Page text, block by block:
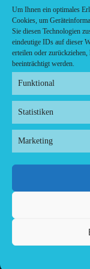
Um Ihnen ein optimales
Cookies, um
Sie diesen Technologien
eindeutige IDs auf dieser
erteilen oder
beeinträchtigt werden.
Funktional
Statistiken
Marketing
Café-Restaurant
Cafés
Fast food
food
meal_takeaway
Pizzeria
restaurant
Kontakt/
Copyright
Contacto/
Voreau &
Tel Whatsapp: